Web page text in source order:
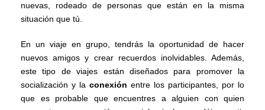
nuevas, rodeado de personas que están en la misma
situación que tú.
En un viaje en grupo, tendrás la oportunidad de hacer
nuevos amigos y crear recuerdos inolvidables. Además,
este tipo de viajes están diseñados para promover la
socialización y la conexión entre los participantes, por lo
que es probable que encuentres a alguien con quien